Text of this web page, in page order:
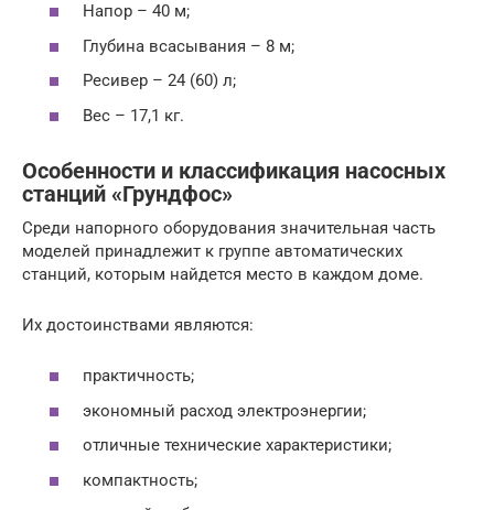
Напор – 40 м;
Глубина всасывания – 8 м;
Ресивер – 24 (60) л;
Вес – 17,1 кг.
Особенности и классификация насосных
станций «Грундфос»
Среди напорного оборудования значительная часть
моделей принадлежит к группе автоматических
станций, которым найдется место в каждом доме.
Их достоинствами являются:
практичность;
экономный расход электроэнергии;
отличные технические характеристики;
компактность;